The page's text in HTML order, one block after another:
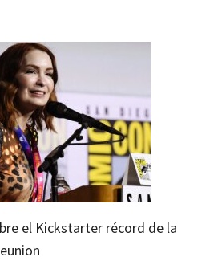
el Kickstarter récord de la